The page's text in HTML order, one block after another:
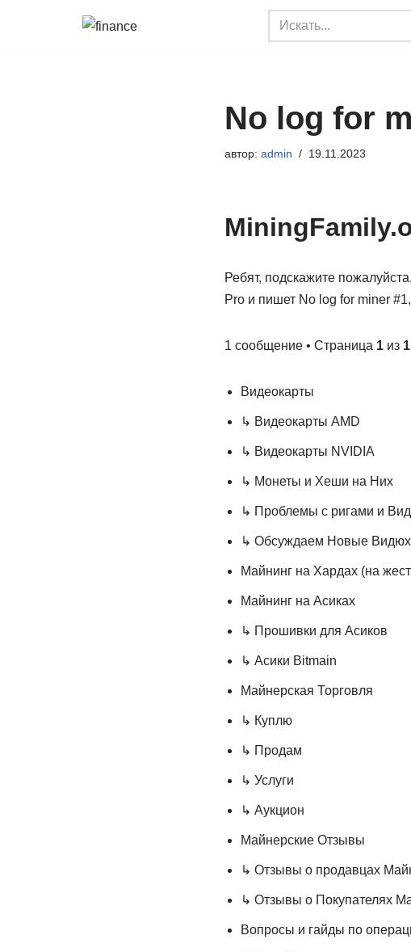
No log for
автор: admin 19.11.2023
Ребят, подскажите
Pro и пишет No log for miner
1 сообщение • Страница 1из 1
Видеокарты
↳ Видеокарты AMD
↳ Видеокарты NVIDIA
↳ Монеты и Хеши на Них
↳ Проблемы с ригами и
↳ Обсуждаем Новые
Майнинг на Хардах (на
Майнинг на Асиках
↳ Прошивки для Асиков
↳ Асики Bitmain
Майнерская Торговля
↳ Куплю
↳ Продам
↳ Услуги
↳ Аукцион
Майнерские Отзывы
↳ Отзывы о продавцах
↳ Отзывы о Покупателях
Вопросы и гайды по